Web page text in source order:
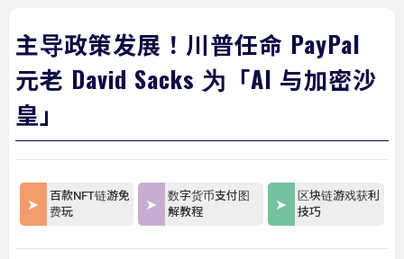
主导政策发展！川普任命 PayPal
元老 David Sacks 为「AI 与加密沙
皇」
百款NFT链游免
费玩
数字货币支付图
解教程
区块链游戏获利
技巧